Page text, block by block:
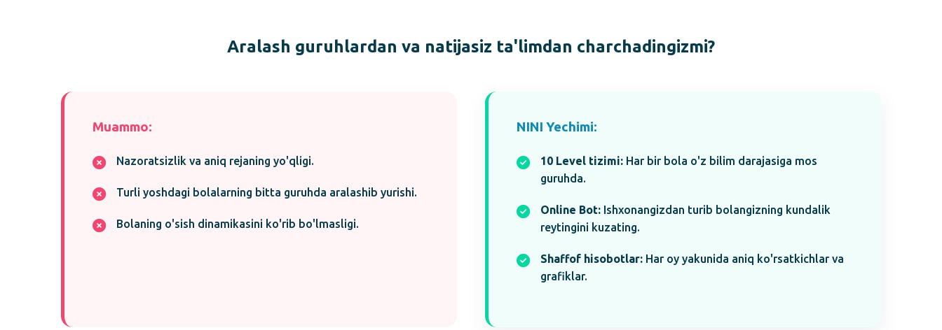
Aralash guruhlardan va natijasiz ta'limdan charchadingizmi?
Muammo:
Nazoratsizlik va aniq rejaning yo'qligi.
Turli yoshdagi bolalarning bitta guruhda aralashib yurishi.
Bolaning o'sish dinamikasini ko'rib bo'lmasligi.
NINI Yechimi:
10 Level tizimi: Har bir bola o'z bilim darajasiga mos
guruhda.
Online Bot: Ishxonangizdan turib bolangizning kundalik
reytingini kuzating.
Shaffof hisobotlar: Har oy yakunida aniq ko'rsatkichlar va
grafiklar.